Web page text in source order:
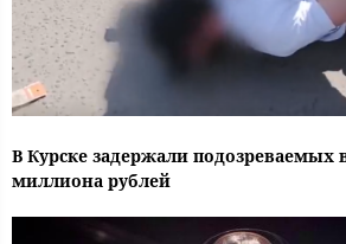
В Курске задержали подозреваемых
миллиона рублей